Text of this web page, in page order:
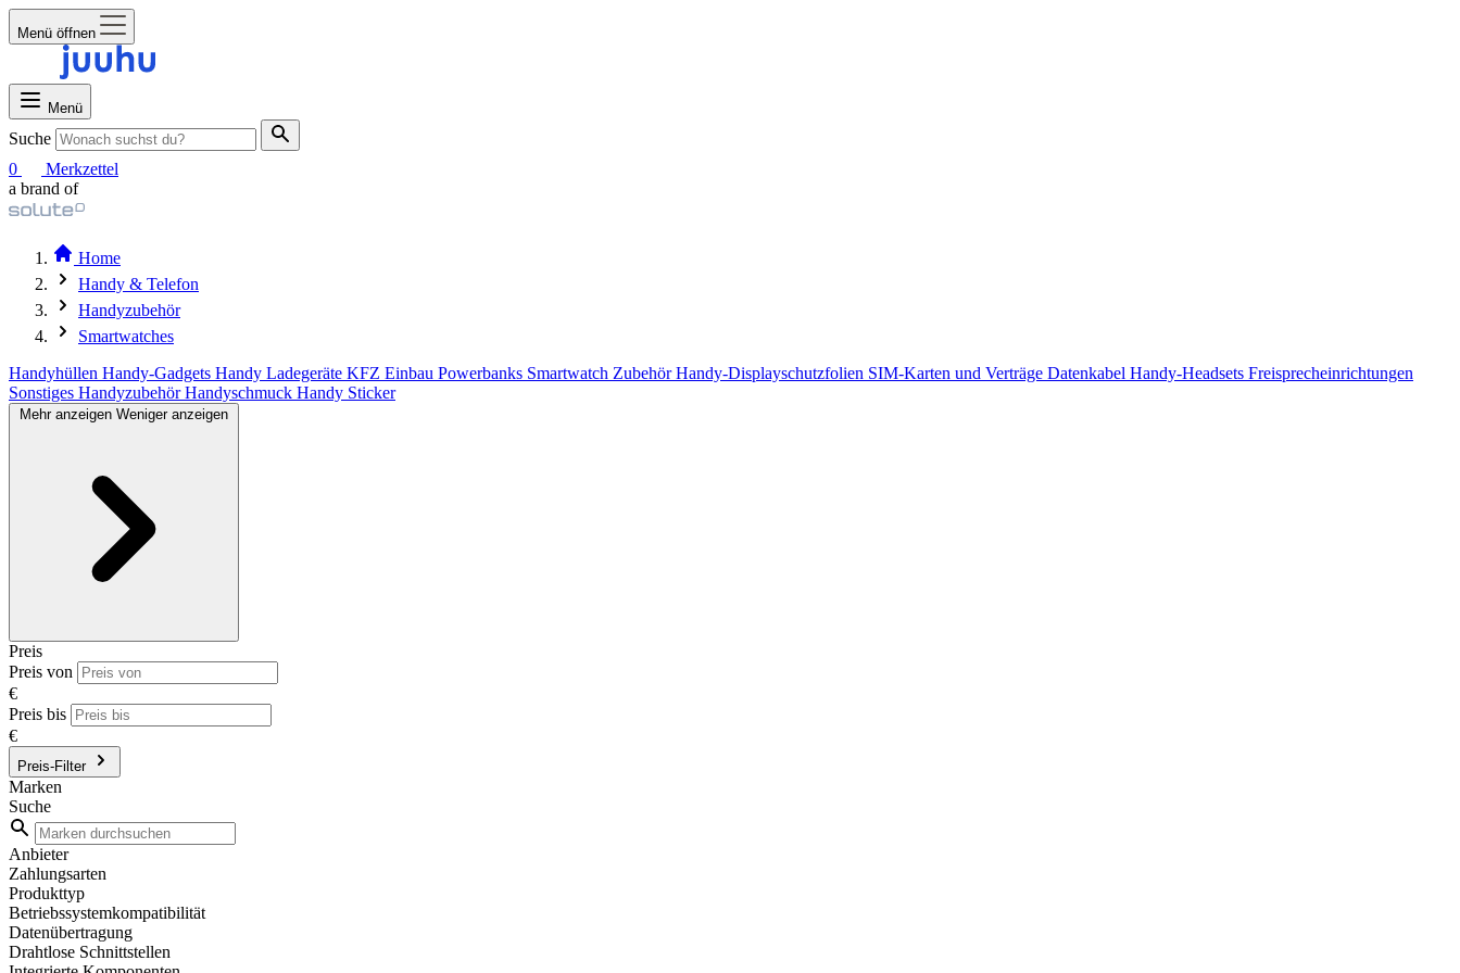
Menü öffnen
Menü
Suche
0
Merkzettel
a brand of
Home
Handy & Telefon
Handyzubehör
Smartwatches
Handyhüllen Handy-Gadgets Handy Ladegeräte KFZ Einbau Powerbanks Smartwatch ZubehörHandy-Displayschutzfolien SIM-Karten und Verträge Datenkabel Handy-Headsets Freisprecheinrichtungen
Sonstiges HandyzubehörHandyschmuck Handy Sticker
Mehr anzeigen Weniger anzeigen
Preis
Preis von
€
Preis bis
€
Preis-Filter
Marken
Suche
Anbieter
Zahlungsarten
Produkttyp
Betriebssystemkompatibilität
Datenübertragung
Drahtlose Schnittstellen